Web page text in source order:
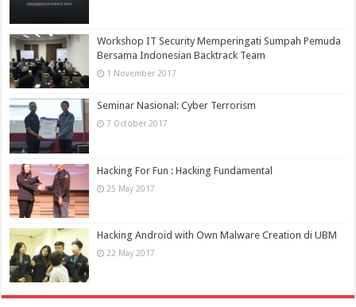
Workshop IT Security Memperingati Sumpah Pemuda
Bersama Indonesian Backtrack Team
1 November 2017
Seminar Nasional: Cyber Terrorism
7 October 2017
Hacking For Fun : Hacking Fundamental
25 May 2017
Hacking Android with Own Malware Creation di UBM
22 May 2017